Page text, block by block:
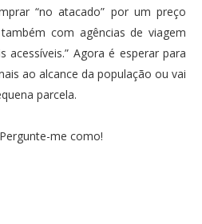
“no atacado” por um preço
com agências de viagem
acessíveis.” Agora é esperar para
ao alcance da população ou vai
parcela.
me como!